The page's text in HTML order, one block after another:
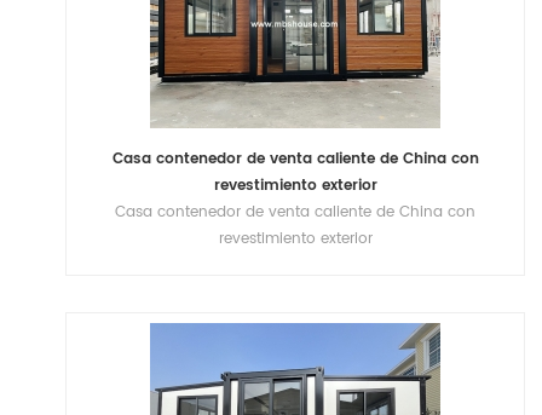
Casa contenedor de venta caliente de China con
revestimiento exterior
Casa contenedor de venta caliente de China con
revestimiento exterior